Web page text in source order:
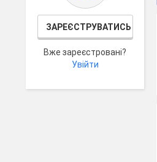
ЗАРЕЄСТРУВАТИСЬ
Вже зареєстровані?
Увійти